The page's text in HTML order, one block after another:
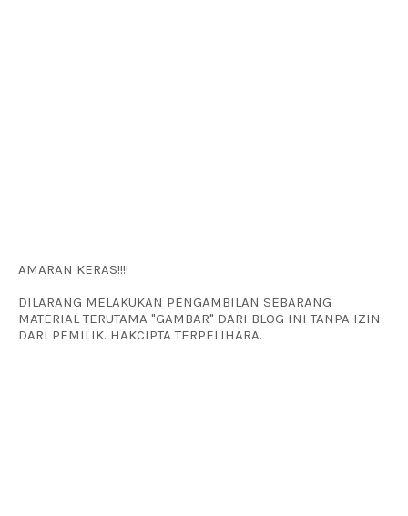
AMARAN KERAS!!!!
DILARANG MELAKUKAN PENGAMBILAN SEBARANG
MATERIAL TERUTAMA "GAMBAR" DARI BLOG INI TANPA IZIN
DARI PEMILIK. HAKCIPTA TERPELIHARA.